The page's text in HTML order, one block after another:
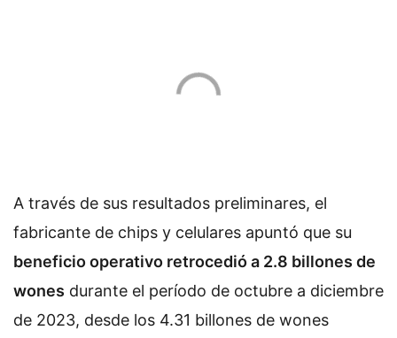
A través de sus resultados preliminares, el
fabricante de chips y celulares apuntó que su
beneficio operativo retrocedió a 2.8 billones de
wones durante el período de octubre a diciembre
de 2023, desde los 4.31 billones de wones